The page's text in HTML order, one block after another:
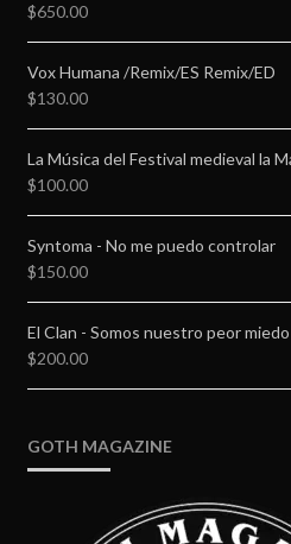
$650.00
Vox Humana /Remix/ES Remix/ED
$130.00
La Música del Festival medieval la
$100.00
Syntoma - No me puedo controlar
$150.00
El Clan - Somos nuestro peor miedo
$200.00
GOTH MAGAZINE